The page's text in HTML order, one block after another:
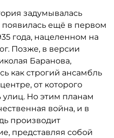
задумывалась
ещё в первом
года, нацеленном на
Позже, в версии
Баранова,
как строгий ансамбль
от которого
улиц. Но этим планам
война, и в
производит
представляя собой